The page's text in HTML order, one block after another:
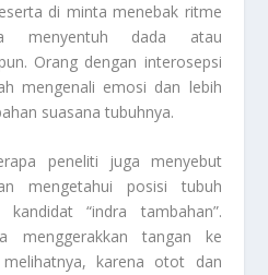
di minta menebak ritme
menyentuh dada atau
Orang dengan interosepsi
mengenali emosi dan lebih
suasana tubuhnya.
peneliti juga menyebut
mengetahui posisi tubuh
“indra tambahan”.
menggerakkan tangan ke
karena otot dan